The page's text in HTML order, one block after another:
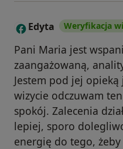
E Edyta Weryfikacja
Pani Maria jest
zaangażowaną,
Jestem pod jej opieką
wizycie odczuwam
spokój. Zalecenia
lepiej, sporo
energię do tego,